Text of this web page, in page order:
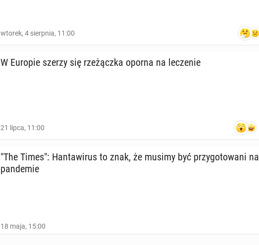
wtorek, 4 sierpnia, 11:00
W Europie szerzy się rze­żącz­ka oporna na le­cze­nie
21 lipca, 11:00
"The Times": Han­ta­wi­rus to znak, że musimy być przy­go­to­wa­ni na
pan­de­mie
18 maja, 15:00